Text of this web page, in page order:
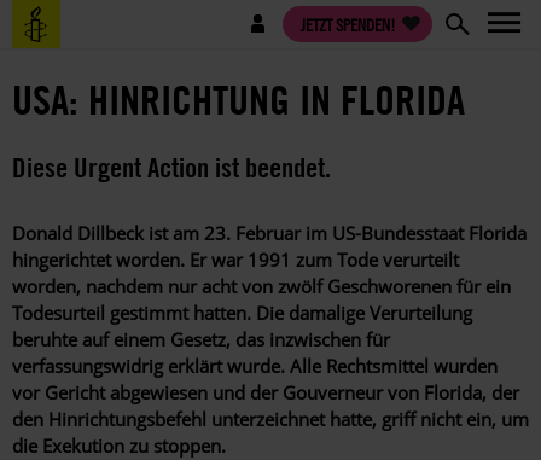
Direkt
zum
Benutzermenü JETZT SPENDEN!
USA: HINRICHTUNG IN FLORIDA
Diese Urgent Action ist beendet.
Donald Dillbeck ist am 23. Februar im US-Bundesstaat Florida
hingerichtet worden. Er war 1991 zum Tode verurteilt
worden, nachdem nur acht von zwölf Geschworenen für ein
Todesurteil gestimmt hatten. Die damalige Verurteilung
beruhte auf einem Gesetz, das inzwischen für
verfassungswidrig erklärt wurde. Alle Rechtsmittel wurden
vor Gericht abgewiesen und der Gouverneur von Florida, der
den Hinrichtungsbefehl unterzeichnet hatte, griff nicht ein, um
die Exekution zu stoppen.